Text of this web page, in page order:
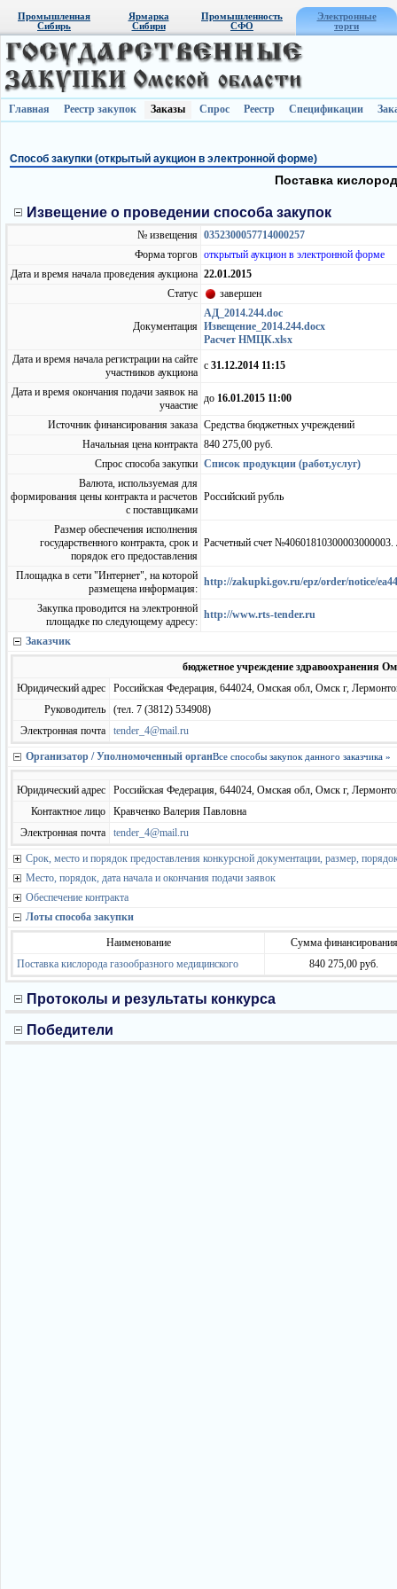
Промышленная
Сибирь
Ярмарка
Сибири
Промышленность
СФО
Электронные
торги
Главная Реестр закупок Заказы Спрос Реестр Спецификации
Способ закупки (открытый аукцион в электронной форме)
Поставка
Извещение о проведении способа закупок
№ извещения 0352300057714000257
Форма торгов открытый аукцион в электронной форме
Дата и время начала проведения аукциона 22.01.2015
Статус
завершен
Документация
АД_2014.244.doc
Извещение_2014.244.docx
Расчет НМЦК.xlsx
Дата и время начала регистрации на сайте
участников аукциона
с 31.12.2014 11:15
Дата и время окончания подачи заявок на
учаастие
до 16.01.2015 11:00
Источник финансирования заказа Средства бюджетных учреждений
Начальная цена контракта 840 275,00 руб.
Спрос способа закупки Список продукции (работ,услуг)
Валюта, используемая для
формирования цены контракта и расчетов
с поставщиками
Российский рубль
Размер обеспечения исполнения
государственного контракта, срок и
порядок его предоставления
Расчетный счет
Площадка в сети "Интернет", на которой
размещена информация:
http://zakupki.gov.ru/epz/order/notice/
Закупка проводится на электронной
площадке по следующему адресу:
http://www.rts-tender.ru
Заказчик
бюджетное учреждение здравоохранения
Юридический адрес
Российская Федерация, 644024, Омская обл, Омск г,
Руководитель
(тел. 7 (3812) 534908)
Электронная почта
tender_4@mail.ru
Организатор / Уполномоченный органВсе способы закупок данного заказчика »
Юридический адрес
Российская Федерация, 644024, Омская обл, Омск г,
Контактное лицо
Кравченко Валерия Павловна
Электронная почта
tender_4@mail.ru
Срок, место и порядок предоставления конкурсной документации, размер,
Место, порядок, дата начала и окончания подачи заявок
Обеспечение контракта
Лоты способа закупки
Наименование
Сумма финансирования
Поставка кислорода газообразного медицинского
840 275,00 руб.
Протоколы и результаты конкурса
Победители